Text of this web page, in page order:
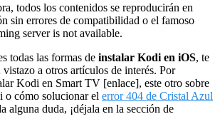
todos los contenidos se reproducirán en
sin errores de compatibilidad o el famoso
server is not available.
todas las formas de instalar Kodi en iOS, te
a otros artículos de interés. Por
Kodi en Smart TV [enlace], este otro sobre
o cómo solucionar el error 404 de Cristal Azul
alguna duda, ¡déjala en la sección de